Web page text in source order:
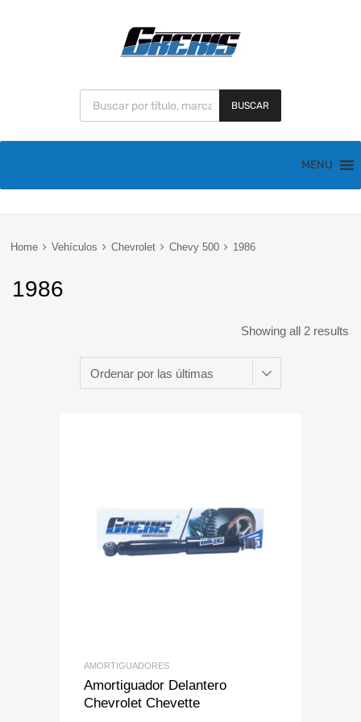
BUSCAR
MENU
Home Vehículos Chevrolet Chevy 500 1986
1986
Showing all 2 results
Add to Wishlist
Add to Compare
AMORTIGUADORES
Amortiguador Delantero
Chevrolet Chevette